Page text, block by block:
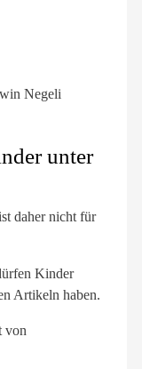
Negeli
daher nicht für
Kinder
Artikeln haben.
von